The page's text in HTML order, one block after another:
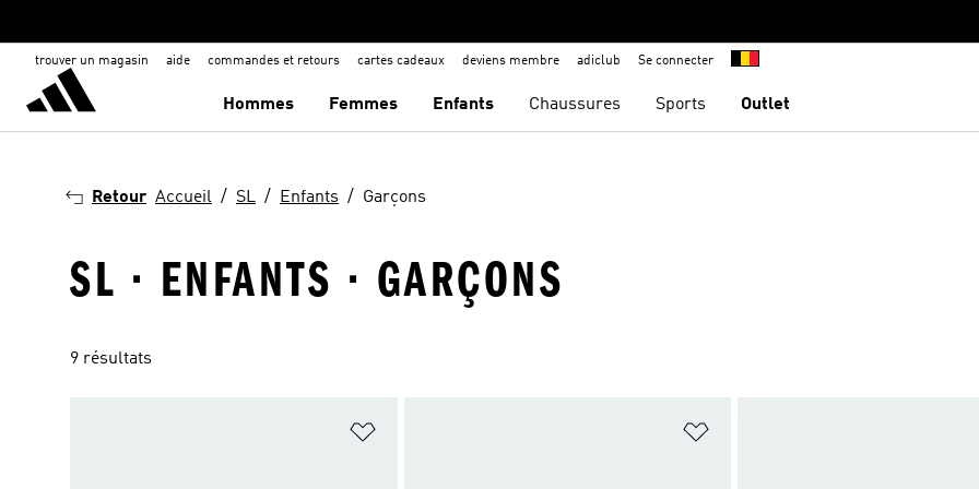
trouver un magasin aide commandes et retours cartes cadeaux deviens membre adiclub Se connecter
Hommes Femmes Enfants Chaussures Sports Outlet
Retour Accueil SL Enfants Garçons
SL · ENFANTS · GARÇONS
9 résultats